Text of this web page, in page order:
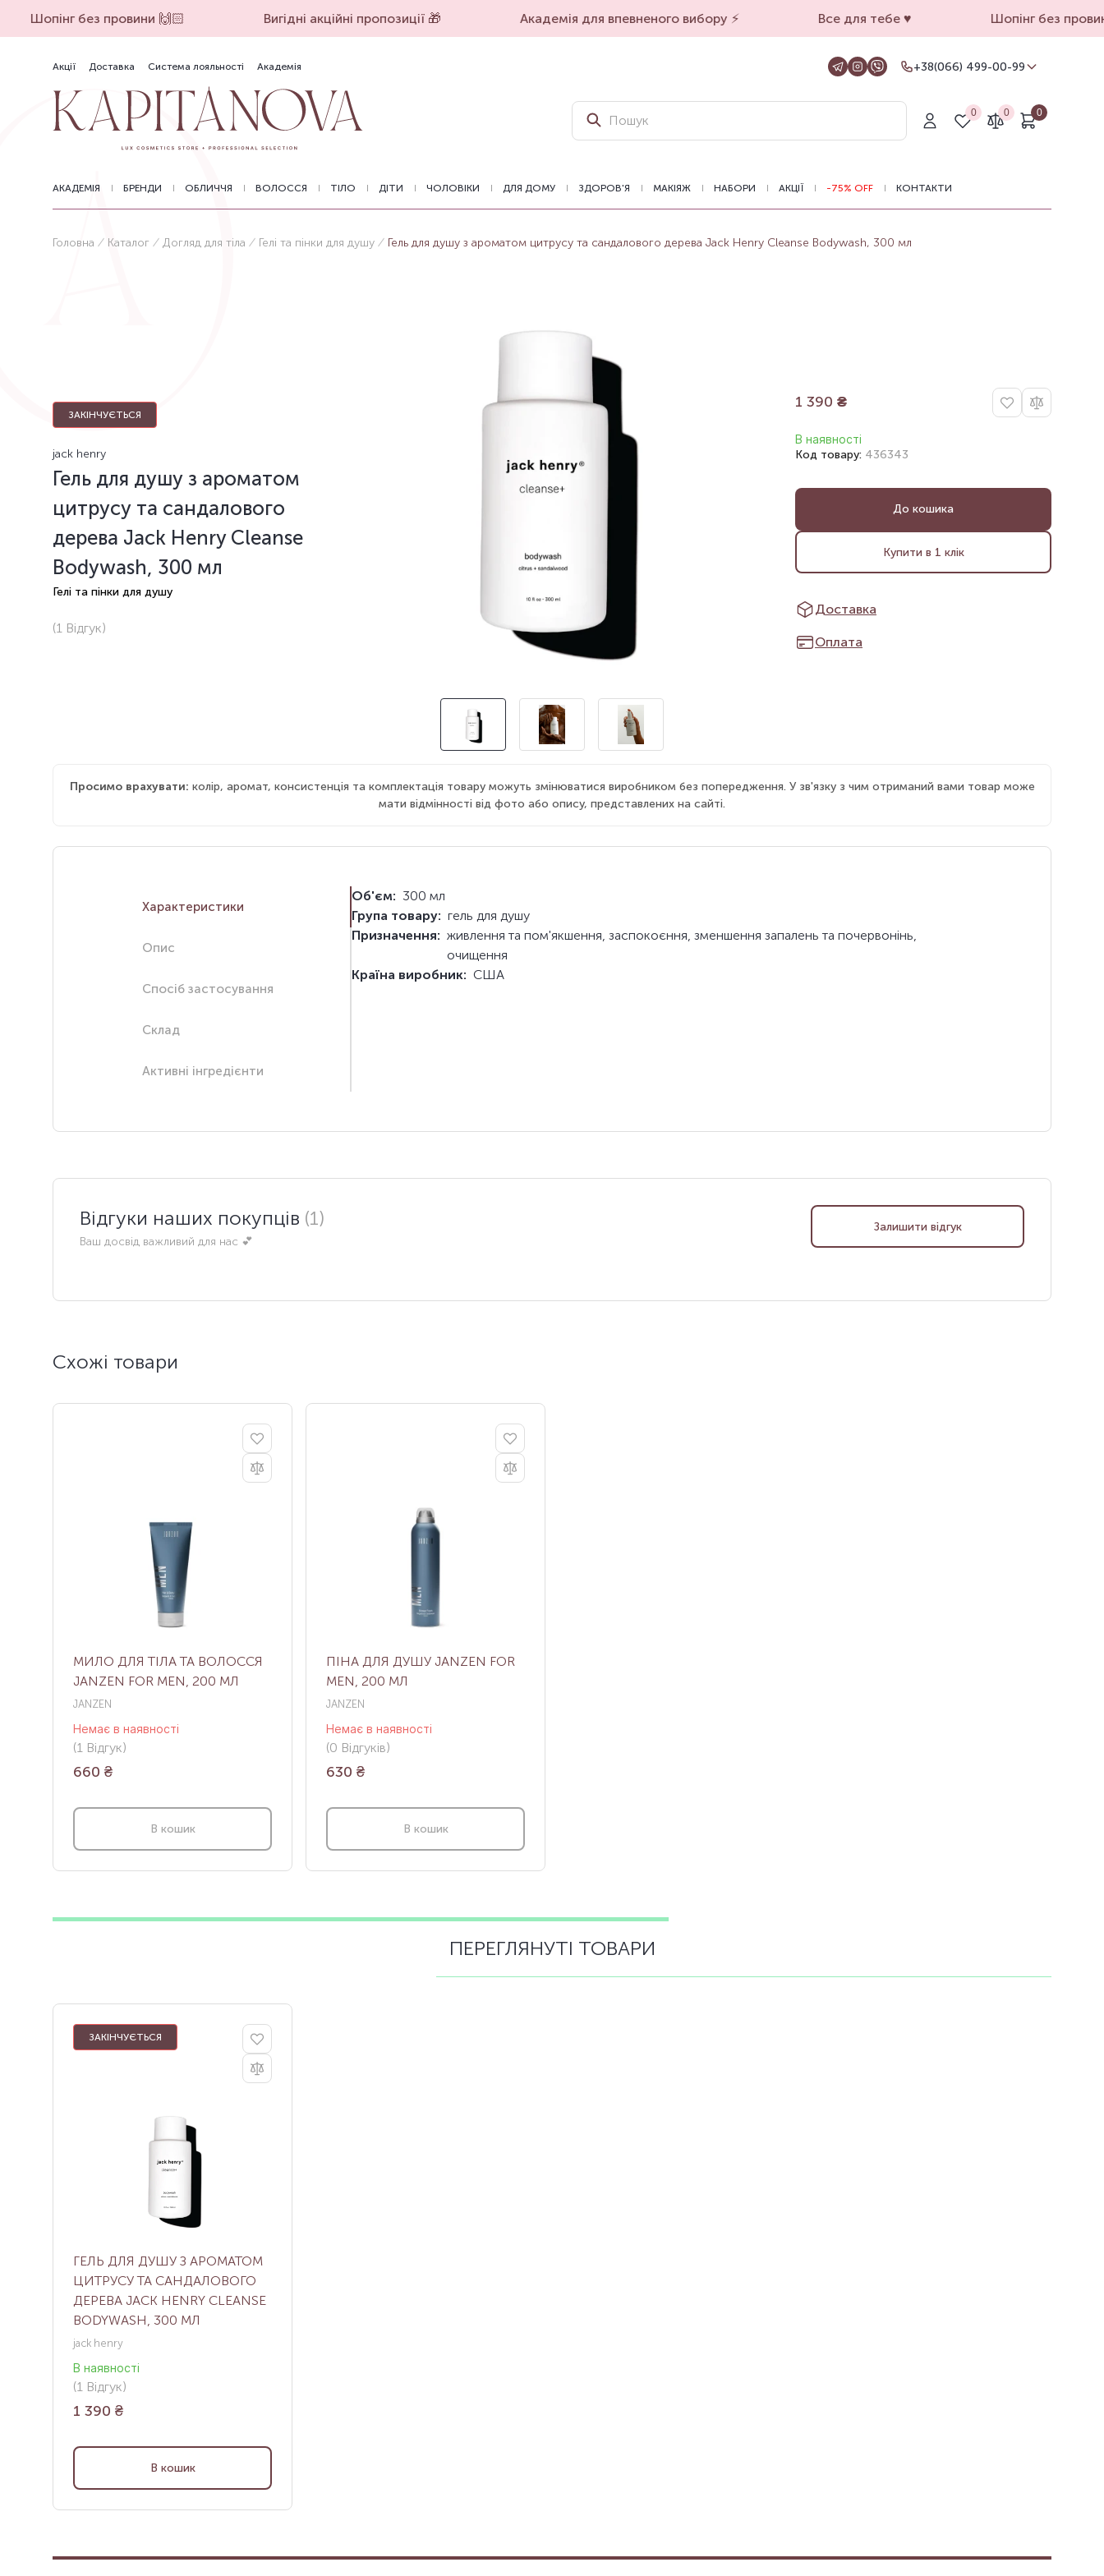
Шопінг без провини 🙌🏻 Вигідні акційні пропозиції 🎁 Академія для впевненого вибору ⚡️ Все для тебе ♥️ Шопінг без
Акції Доставка Система лояльності Академія
+38(066) 499-00-99
Для замовлень на сайті
+38(099) 069-90-00
Магазин Харків
Оформлення замовлень на сайті
0 0 0
АКАДЕМІЯ БРЕНДИ ОБЛИЧЧЯ ВОЛОССЯ ТІЛО ДІТИ ЧОЛОВІКИ ДЛЯ ДОМУ ЗДОРОВ'Я МАКІЯЖ НАБОРИ АКЦІЇ -75% OFF КОНТАКТИ
Головна Каталог Догляд для тіла Гелі та пінки для душу Гель для душу з ароматом цитрусу та сандалового дерева Jack Henry Cleanse Bodywash, 300 мл
ЗАКІНЧУЄТЬСЯ
jack henry
Гель для душу з ароматом
цитрусу та сандалового
дерева Jack Henry Cleanse
Bodywash, 300 мл
Гелі та пінки для душу
(1 Відгук)
1 390 ₴
В наявності
Код товару: 436343
До кошика
Купити в 1 клік
Доставка
Оплата
Просимо врахувати: колір, аромат, консистенція та комплектація товару можуть змінюватися виробником без попередження. У зв'язку з чим отриманий вами товар може
мати відмінності від фото або опису, представлених на сайті.
Характеристики
Опис
Спосіб застосування
Склад
Активні інгредієнти
Об'єм: 300 мл
Група товару: гель для душу
Призначення: живлення та пом'якшення, заспокоєння, зменшення запалень та почервонінь,
очищення
Країна виробник: США
Відгуки наших покупців (1)
Ваш досвід важливий для нас 💕
Залишити відгук
Схожі товари
МИЛО ДЛЯ ТІЛА ТА ВОЛОССЯ
JANZEN FOR MEN, 200 МЛ
JANZEN
Немає в наявності
(1 Відгук)
660 ₴
В кошик
ПІНА ДЛЯ ДУШУ JANZEN FOR
MEN, 200 МЛ
JANZEN
Немає в наявності
(0 Відгуків)
630 ₴
В кошик
ПЕРЕГЛЯНУТІ ТОВАРИ
ЗАКІНЧУЄТЬСЯ
ГЕЛЬ ДЛЯ ДУШУ З АРОМАТОМ
ЦИТРУСУ ТА САНДАЛОВОГО
ДЕРЕВА JACK HENRY CLEANSE
BODYWASH, 300 МЛ
jack henry
В наявності
(1 Відгук)
1 390 ₴
В кошик